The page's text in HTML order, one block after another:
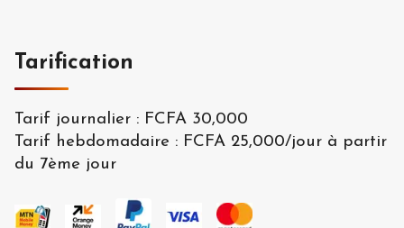
Tarification
Tarif journalier : FCFA 30,000
Tarif hebdomadaire : FCFA 25,000/jour à partir
du 7ème jour